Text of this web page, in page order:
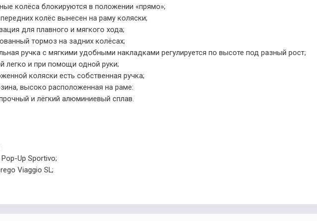
колёса блокируются в положении «прямо»;
колёс вынесен на раму коляски;
для плавного и мягкого хода;
тормоз на задних колёсах;
ручка с мягкими удобными накладками регулируется по высоте под разный рост;
легко и при помощи одной руки;
коляски есть собственная ручка;
высоко расположенная на раме:
и лёгкий алюминиевый сплав.
Up Sportivo;
Viaggio SL;